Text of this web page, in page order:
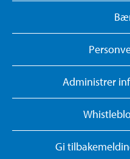
Administrer
Gi